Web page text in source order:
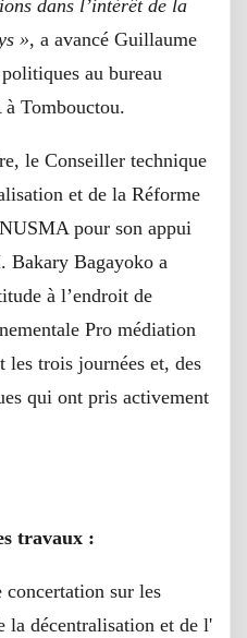
dans l’intérêt de la
», a avancé Guillaume
au bureau
Tombouctou.
le Conseiller technique
et de la Réforme
pour son appui
Bakary Bagayoko a
à l’endroit de
Pro médiation
trois journées et, des
qui ont pris activement
travaux :
concertation sur les
la décentralisation et de l'